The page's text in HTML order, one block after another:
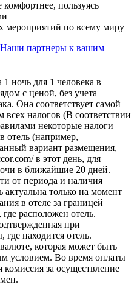
пользуясь
мероприятий по всему миру
Наши партнеры к вашим
1 ночь для 1 человека в
с ценой, без учета
Она соответствует самой
налогов (В соответствии
некоторые налоги
отель (например,
вариант размещения,
в этот день, для
в ближайшие 20 дней.
от периода и наличия
только на момент
в отеле за границей
расположен отель.
при
находится отель.
которая может быть
условием. Во время оплаты
за осуществление